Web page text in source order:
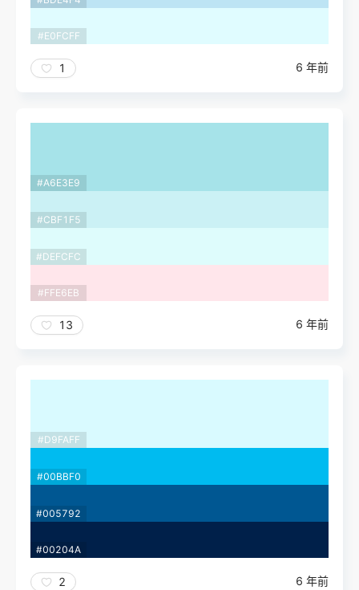
#E0FCFF
1 6 年前
#A6E3E9
#CBF1F5
#DEFCFC
#FFE6EB
13 6 年前
#D9FAFF
#00BBF0
#005792
#00204A
2 6 年前